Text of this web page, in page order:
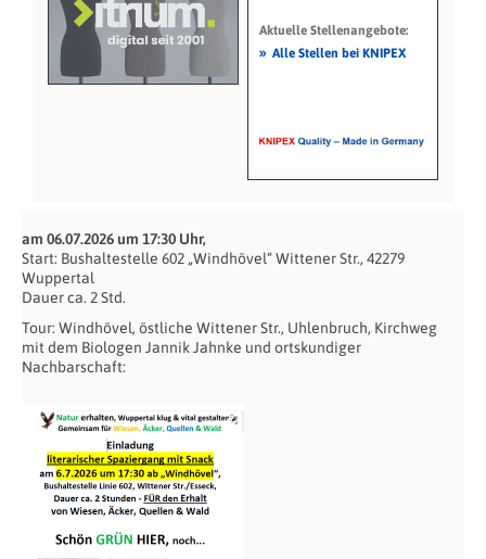
Aktuelle Stellenangebote:
» Alle Stellen bei KNIPEX
am 06.07.2026 um 17:30 Uhr,
Start: Bushaltestelle 602 „Windhövel“ Wittener Str., 42279
Wuppertal
Dauer ca. 2 Std.
Tour: Windhövel, östliche Wittener Str., Uhlenbruch, Kirchweg
mit dem Biologen Jannik Jahnke und ortskundiger
Nachbarschaft: